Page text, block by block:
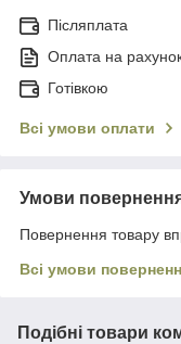
Післяплата
Оплата на
Готівкою
Всі умови оплати
Умови
Повернення товару
Всі умови
Подібні товари